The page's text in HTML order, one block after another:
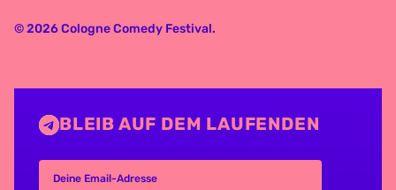
© 2026 Cologne Comedy Festival.
BLEIB AUF DEM LAUFENDEN
Deine Email-Adresse